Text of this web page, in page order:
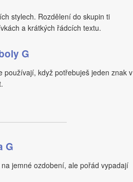
stylech. Rozdělení do skupin ti
a krátkých řádcích textu.
G
když potřebuješ jeden znak v
G
jemné ozdobení, ale pořád vypadají